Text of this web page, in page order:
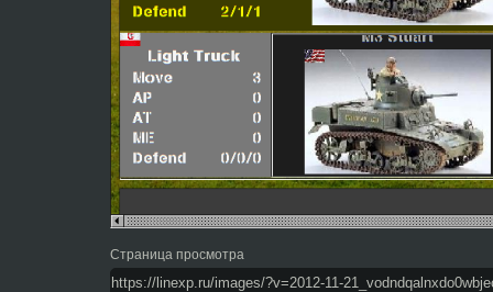
Страница просмотра